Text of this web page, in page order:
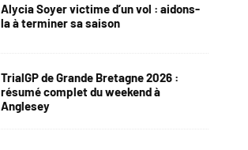
Alycia Soyer victime d’un vol : aidons-
la à terminer sa saison
TrialGP de Grande Bretagne 2026 :
résumé complet du weekend à
Anglesey